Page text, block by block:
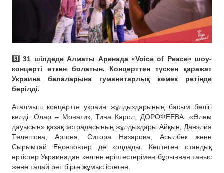
3️⃣ 31 шілдеде Алматы Аренада «Voice of Peace» шоу-
концерті өткен болатын. Концерттен түскен қаражат
Украина балаларына гуманитарлық көмек ретінде
берілді.
Аталмыш концертте украин жұлдыздарының басым бөлігі
келді. Олар – Монатик, Тина Карол, ДОРОФЕЕВА. «Әлем
дауысын» қазақ эстрадасының жұлдыздары Айқын, Данэлия
Төлешова, Аргоня, Ситора Назарова, Асылбек және
Сырымтай Еңсеповтер де қолдады. Көптеген отандық
әртістер Украинадан келген әріптестерімен бұрыннан таныс
және талай рет бірге жұмыс істеген.